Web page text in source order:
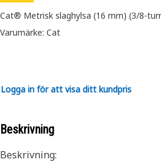
Cat® Metrisk slaghylsa (16 mm) (3/8-
Varumärke: Cat
Logga in för att visa ditt kundpris
Beskrivning
Beskrivning: